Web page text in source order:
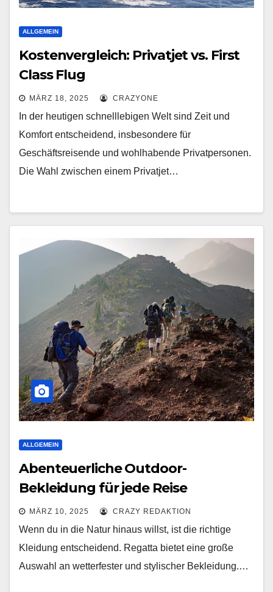
ALLGEMEIN
Kostenvergleich: Privatjet vs. First
Class Flug
MÄRZ 18, 2025 CRAZYONE
In der heutigen schnelllebigen Welt sind Zeit und
Komfort entscheidend, insbesondere für
Geschäftsreisende und wohlhabende Privatpersonen.
Die Wahl zwischen einem Privatjet…
ALLGEMEIN
Abenteuerliche Outdoor-
Bekleidung für jede Reise
MÄRZ 10, 2025 CRAZY REDAKTION
Wenn du in die Natur hinaus willst, ist die richtige
Kleidung entscheidend. Regatta bietet eine große
Auswahl an wetterfester und stylischer Bekleidung.…